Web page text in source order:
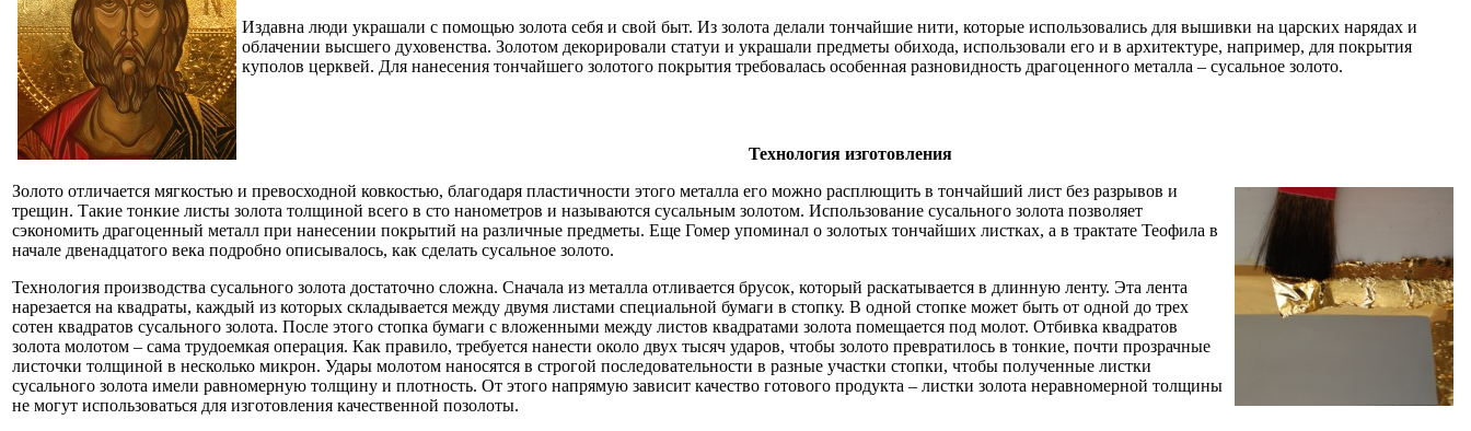
Издавна люди украшали с помощью золота себя и свой быт. Из золота делали тончайшие нити, которые использовались для вышивки на царских нарядах и
облачении высшего духовенства. Золотом декорировали статуи и украшали предметы обихода, использовали его и в архитектуре, например, для покрытия
куполов церквей. Для нанесения тончайшего золотого покрытия требовалась особенная разновидность драгоценного металла – сусальное золото.
Технология изготовления
Золото отличается мягкостью и превосходной ковкостью, благодаря пластичности этого металла его можно расплющить в тончайший лист без разрывов и
трещин. Такие тонкие листы золота толщиной всего в сто нанометров и называются сусальным золотом. Использование сусального золота позволяет
сэкономить драгоценный металл при нанесении покрытий на различные предметы. Еще Гомер упоминал о золотых тончайших листках, а в трактате Теофила в
начале двенадцатого века подробно описывалось, как сделать сусальное золото.
Технология производства сусального золота достаточно сложна. Сначала из металла отливается брусок, который раскатывается в длинную ленту. Эта лента
нарезается на квадраты, каждый из которых складывается между двумя листами специальной бумаги в стопку. В одной стопке может быть от одной до трех
сотен квадратов сусального золота. После этого стопка бумаги с вложенными между листов квадратами золота помещается под молот. Отбивка квадратов
золота молотом – сама трудоемкая операция. Как правило, требуется нанести около двух тысяч ударов, чтобы золото превратилось в тонкие, почти прозрачные
листочки толщиной в несколько микрон. Удары молотом наносятся в строгой последовательности в разные участки стопки, чтобы полученные листки
сусального золота имели равномерную толщину и плотность. От этого напрямую зависит качество готового продукта – листки золота неравномерной толщины
не могут использоваться для изготовления качественной позолоты.